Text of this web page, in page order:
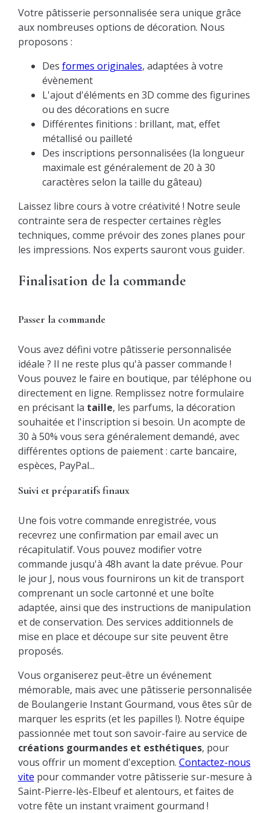
Votre pâtisserie personnalisée sera unique grâce
aux nombreuses options de décoration. Nous
proposons :
Des formes originales, adaptées à votre
évènement
L'ajout d'éléments en 3D comme des figurines
ou des décorations en sucre
Différentes finitions : brillant, mat, effet
métallisé ou pailleté
Des inscriptions personnalisées (la longueur
maximale est généralement de 20 à 30
caractères selon la taille du gâteau)
Laissez libre cours à votre créativité ! Notre seule
contrainte sera de respecter certaines règles
techniques, comme prévoir des zones planes pour
les impressions. Nos experts sauront vous guider.
Finalisation de la commande
Passer la commande
Vous avez défini votre pâtisserie personnalisée
idéale ? Il ne reste plus qu'à passer commande !
Vous pouvez le faire en boutique, par téléphone ou
directement en ligne. Remplissez notre formulaire
en précisant la taille, les parfums, la décoration
souhaitée et l'inscription si besoin. Un acompte de
30 à 50% vous sera généralement demandé, avec
différentes options de paiement : carte bancaire,
espèces, PayPal...
Suivi et préparatifs finaux
Une fois votre commande enregistrée, vous
recevrez une confirmation par email avec un
récapitulatif. Vous pouvez modifier votre
commande jusqu'à 48h avant la date prévue. Pour
le jour J, nous vous fournirons un kit de transport
comprenant un socle cartonné et une boîte
adaptée, ainsi que des instructions de manipulation
et de conservation. Des services additionnels de
mise en place et découpe sur site peuvent être
proposés.
Vous organiserez peut-être un événement
mémorable, mais avec une pâtisserie personnalisée
de Boulangerie Instant Gourmand, vous êtes sûr de
marquer les esprits (et les papilles !). Notre équipe
passionnée met tout son savoir-faire au service de
créations gourmandes et esthétiques, pour
vous offrir un moment d'exception. Contactez-nous
vite pour commander votre pâtisserie sur-mesure à
Saint-Pierre-lès-Elbeuf et alentours, et faites de
votre fête un instant vraiment gourmand !